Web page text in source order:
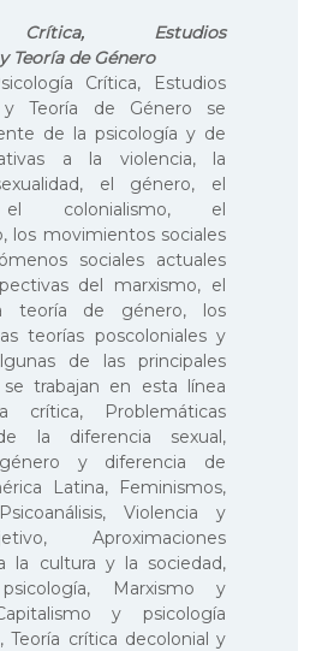
Crítica, Estudios
Teoría de Género
Crítica, Estudios
y Teoría de Género se
de la psicología y de
a la violencia, la
el género, el
el colonialismo, el
los movimientos sociales
sociales actuales
del marxismo, el
teoría de género, los
teorías poscoloniales y
de las principales
trabajan en esta línea
crítica, Problemáticas
la diferencia sexual,
y diferencia de
Latina, Feminismos,
Violencia y
Aproximaciones
la cultura y la sociedad,
Marxismo y
y psicología
Teoría crítica decolonial y